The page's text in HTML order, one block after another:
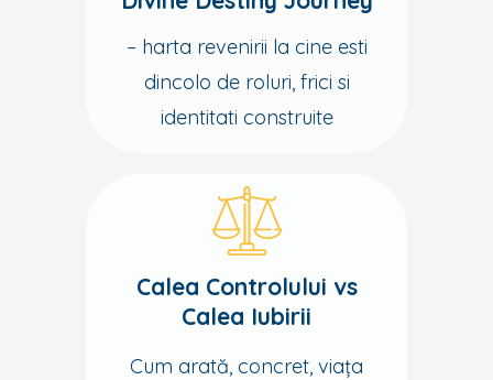
– harta revenirii la cine esti
dincolo de roluri, frici si
identitati construite
Calea Controlului vs
Calea Iubirii
Cum arată, concret, viața